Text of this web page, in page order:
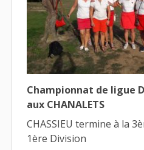
Championnat de ligue
aux CHANALETS
CHASSIEU termine à la
1ère Division